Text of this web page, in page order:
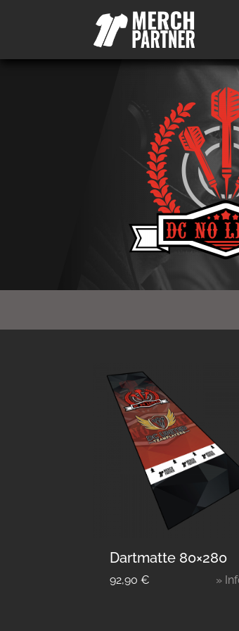
Dartmatte 80×280
92,90 € »